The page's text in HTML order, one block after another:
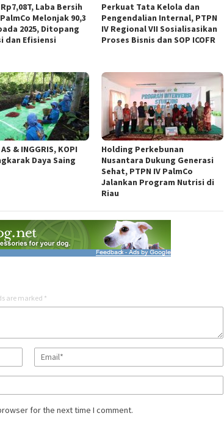
Laba Bersih
Melonjak 90,3
2025, Ditopang
dan Efisiensi
Perkuat Tata Kelola dan
Pengendalian Internal, PTPN
IV Regional VII Sosialisasikan
Proses Bisnis dan SOP ICOFR
& INGGRIS, KOPI
Daya Saing
Holding Perkebunan
Nusantara Dukung Generasi
Sehat, PTPN IV PalmCo
Jalankan Program Nutrisi di
Riau
are marked *
for the next time I comment.